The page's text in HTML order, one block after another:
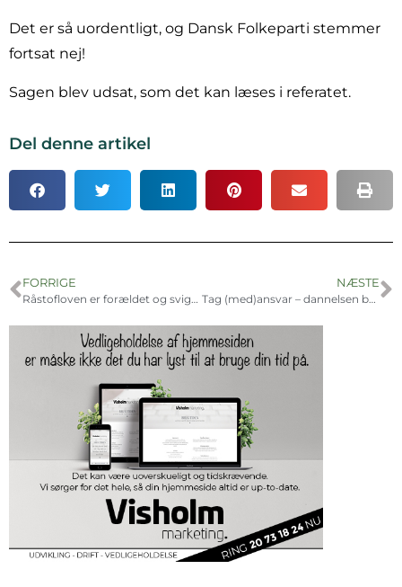
Det er så uordentligt, og Dansk Folkeparti stemmer
fortsat nej!
Sagen blev udsat, som det kan læses i referatet.
Del denne artikel
FORRIGE
Råstofloven er forældet og svigter naboerne
NÆSTE
Tag (med)ansvar – dannelsen begynder hos dig